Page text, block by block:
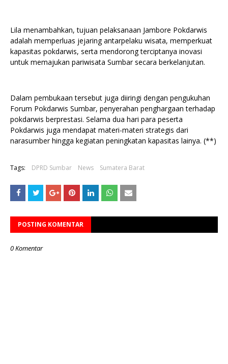
Lila menambahkan, tujuan pelaksanaan Jambore Pokdarwis
adalah memperluas jejaring antarpelaku wisata, memperkuat
kapasitas pokdarwis, serta mendorong terciptanya inovasi
untuk memajukan pariwisata Sumbar secara berkelanjutan.
Dalam pembukaan tersebut juga diiringi dengan pengukuhan
Forum Pokdarwis Sumbar, penyerahan penghargaan terhadap
pokdarwis berprestasi. Selama dua hari para peserta
Pokdarwis juga mendapat materi-materi strategis dari
narasumber hingga kegiatan peningkatan kapasitas lainya. (**)
Tags: DPRD Sumbar News Sumatera Barat
POSTING KOMENTAR
0 Komentar